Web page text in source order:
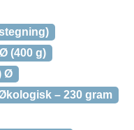
(400 g)
Ø
– 230 gram